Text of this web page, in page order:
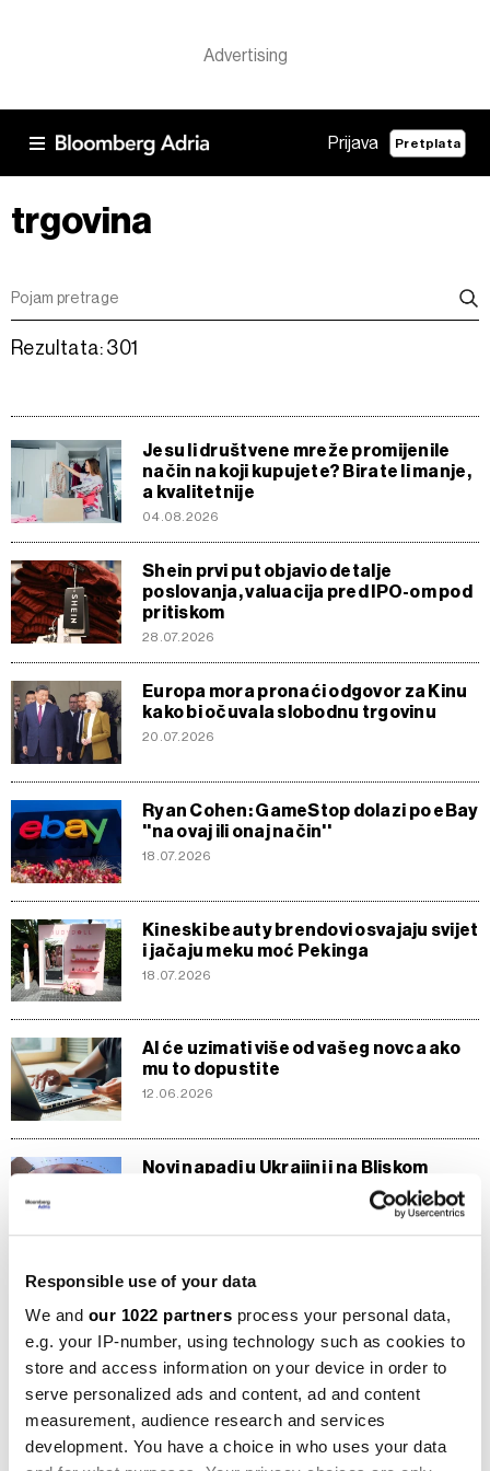
Responsible use of your data
We and our 1022 partners process your personal data,
e.g. your IP-number, using technology such as cookies to
store and access information on your device in order to
serve personalized ads and content, ad and content
measurement, audience research and services
development. You have a choice in who uses your data
Prijava Pretplata
trgovina
Rezultata: 301
Jesu li društvene mreže promijenile
način na koji kupujete? Birate li manje,
a kvalitetnije
04.08.2026
Shein prvi put objavio detalje
poslovanja, valuacija pred IPO-om pod
pritiskom
28.07.2026
Europa mora pronaći odgovor za Kinu
kako bi očuvala slobodnu trgovinu
20.07.2026
Ryan Cohen: GameStop dolazi po eBay
''na ovaj ili onaj način''
18.07.2026
Kineski beauty brendovi osvajaju svijet
i jačaju meku moć Pekinga
18.07.2026
AI će uzimati više od vašeg novca ako
mu to dopustite
12.06.2026
Novi napadi u Ukrajini i na Bliskom
istoku - 5 vijesti za početak dana
WTO: Svjetska trgovina ostaje
stabilna uprkos krizi i cijenama
energenata
06.06.2026
Nove napetosti između Kine i EU:
Peking najavio odgovor na ograničenja
31.05.2026